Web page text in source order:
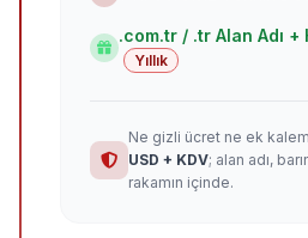
.com.tr / .tr Alan Adı
Yıllık
Ne gizli ücret ne ek
USD + KDV; alan adı,
rakamın içinde.